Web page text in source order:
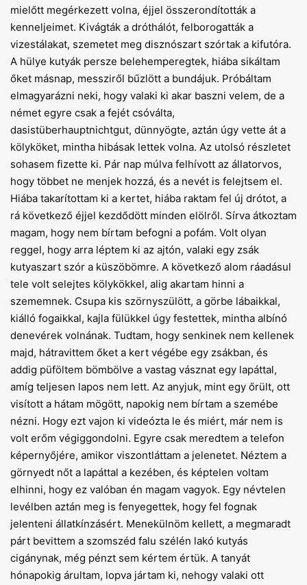
mielőtt megérkezett volna, éjjel összerondították a
kenneljeimet. Kivágták a dróthálót, felborogatták a
vizestálakat, szemetet meg disznószart szórtak a kifutóra.
A hülye kutyák persze belehemperegtek, hiába sikáltam
őket másnap, messziről bűzlött a bundájuk. Próbáltam
elmagyarázni neki, hogy valaki ki akar baszni velem, de a
német egyre csak a fejét csóválta,
dasistüberhauptnichtgut, dünnyögte, aztán úgy vette át a
kölyköket, mintha hibásak lettek volna. Az utolsó részletet
sohasem fizette ki. Pár nap múlva felhívott az állatorvos,
hogy többet ne menjek hozzá, és a nevét is felejtsem el.
Hiába takarítottam ki a kertet, hiába raktam fel új drótot, a
rá következő éjjel kezdődött minden elölről. Sírva átkoztam
magam, hogy nem bírtam befogni a pofám. Volt olyan
reggel, hogy arra léptem ki az ajtón, valaki egy zsák
kutyaszart szór a küszöbömre. A következő alom ráadásul
tele volt selejtes kölykökkel, alig akartam hinni a
szememnek. Csupa kis szörnyszülött, a görbe lábaikkal,
kiálló fogaikkal, kajla fülükkel úgy festettek, mintha albínó
denevérek volnának. Tudtam, hogy senkinek nem kellenek
majd, hátravittem őket a kert végébe egy zsákban, és
addig püföltem bömbölve a vastag vásznat egy lapáttal,
amíg teljesen lapos nem lett. Az anyjuk, mint egy őrült, ott
visított a hátam mögött, napokig nem bírtam a szemébe
nézni. Hogy ezt vajon ki videózta le és miért, már nem is
volt erőm végiggondolni. Egyre csak meredtem a telefon
képernyőjére, amikor viszontláttam a jelenetet. Néztem a
görnyedt nőt a lapáttal a kezében, és képtelen voltam
elhinni, hogy ez valóban én magam vagyok. Egy névtelen
levélben aztán meg is fenyegettek, hogy fel fognak
jelenteni állatkínzásért. Menekülnöm kellett, a megmaradt
párt bevittem a szomszéd falu szélén lakó kutyás
cigánynak, még pénzt sem kértem értük. A tanyát
hónapokig árultam, lopva jártam ki, nehogy valaki ott